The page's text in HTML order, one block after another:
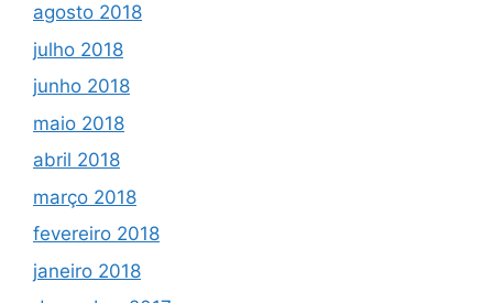
agosto 2018
julho 2018
junho 2018
maio 2018
abril 2018
março 2018
fevereiro 2018
janeiro 2018